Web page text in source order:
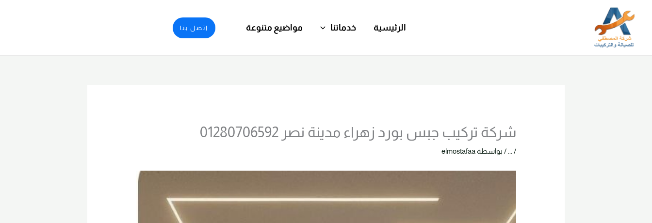
المحتوى
الرئيسية خدماتنا مواضيع متنوعة اتصل بنا
شركة تركيب جبس بورد زهراء مدينة نصر 01280706592
/ / بواسطةelmostafaa